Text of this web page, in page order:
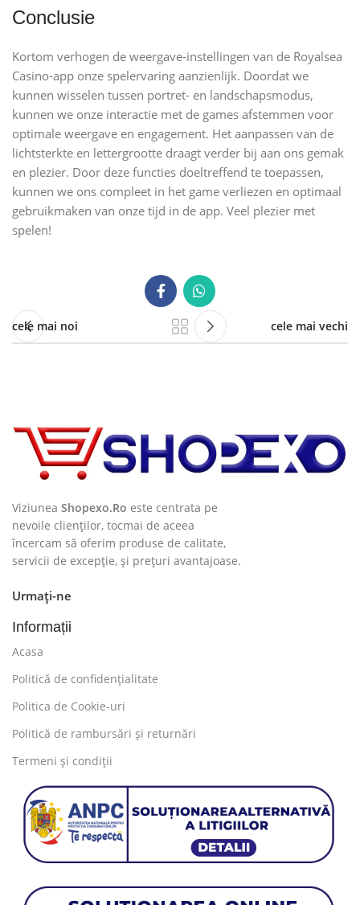
Conclusie
Kortom verhogen de weergave-instellingen van de Royalsea
Casino-app onze spelervaring aanzienlijk. Doordat we
kunnen wisselen tussen portret- en landschapsmodus,
kunnen we onze interactie met de games afstemmen voor
optimale weergave en engagement. Het aanpassen van de
lichtsterkte en lettergrootte draagt verder bij aan ons gemak
en plezier. Door deze functies doeltreffend te toepassen,
kunnen we ons compleet in het game verliezen en optimaal
gebruikmaken van onze tijd in de app. Veel plezier met
spelen!
cele mai noi cele mai vechi
Viziunea Shopexo.Ro este centrata pe
nevoile clienților, tocmai de aceea
încercam să oferim produse de calitate,
servicii de excepție, și prețuri avantajoase.
Urmați-ne
Informații
Acasa
Politică de confidențialitate
Politica de Cookie-uri
Politică de rambursări și returnări
Termeni și condiții